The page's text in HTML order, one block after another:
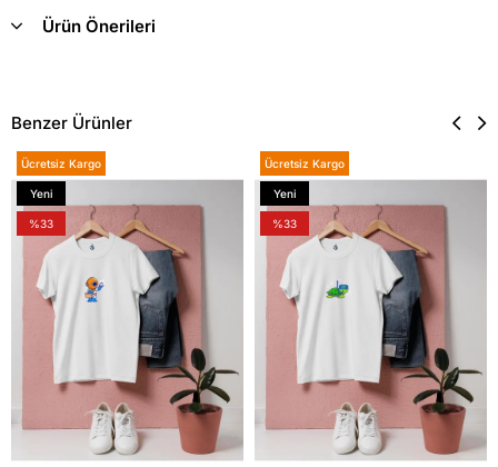
Ürün Önerileri
Benzer Ürünler
Ücretsiz Kargo
Yeni
Ürün
%33
Ücretsiz Kargo
Yeni
Ürün
%33